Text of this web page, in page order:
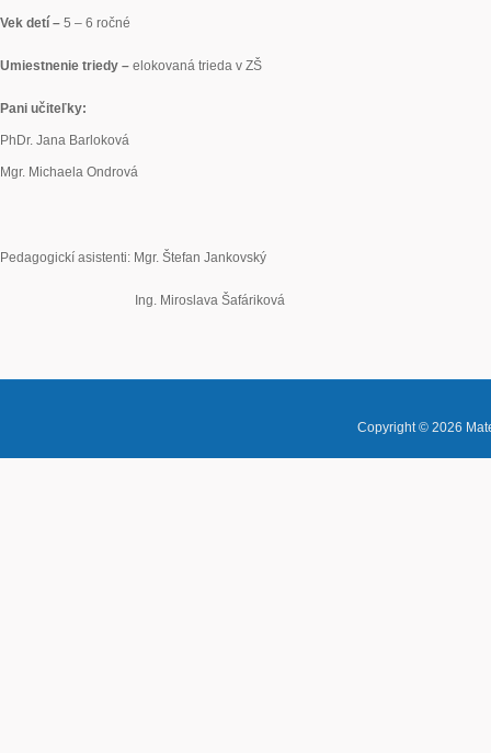
Vek detí – 5 – 6 ročné
Umiestnenie triedy – elokovaná trieda v ZŠ
Pani učiteľky:
PhDr. Jana Barloková
Mgr. Michaela Ondrová
Pedagogickí asistenti: Mgr. Štefan Jankovský
Ing. Miroslava Šafáriková
Copyright © 2026